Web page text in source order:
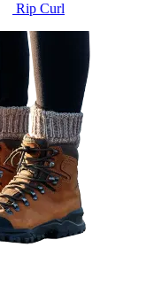
Rip Curl